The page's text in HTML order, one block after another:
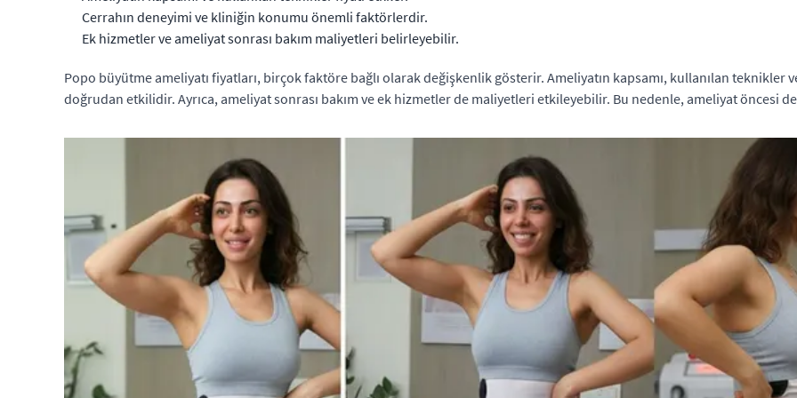
Cerrahın deneyimi ve kliniğin konumu önemli faktörlerdir.
Ek hizmetler ve ameliyat sonrası bakım maliyetleri belirleyebilir.
Popo büyütme ameliyatı fiyatları, birçok faktöre bağlı olarak değişkenlik gösterir. Ameliyatın kapsamı, kullanılan
doğrudan etkilidir. Ayrıca, ameliyat sonrası bakım ve ek hizmetler de maliyetleri etkileyebilir. Bu nedenle, ameliyat öncesi